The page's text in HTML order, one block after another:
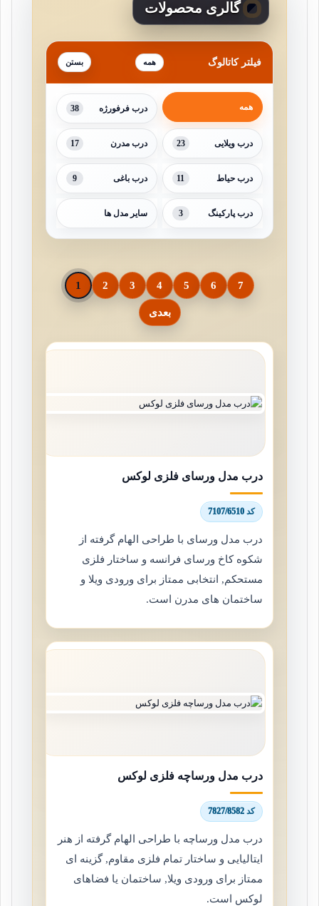
گالری محصولات
فیلتر کاتالوگ همه
همه درب فرفورژه 38
درب ویلایی 23 درب مدرن 17
درب حیاط 11 درب باغی 9
درب پارکینگ 3 سایر مدل ها
1 2 3 4 5 6 7
بعدی
درب مدل ورسای فلزی لوکس
کد 7107/6510
درب مدل ورسای با طراحی الهام گرفته از
شکوه کاخ ورسای فرانسه و ساختار فلزی
مستحکم, انتخابی ممتاز برای ورودی ویلا و
ساختمان های مدرن است.
درب مدل ورساچه فلزی لوکس
کد 7827/8582
درب مدل ورساچه با طراحی الهام گرفته از هنر
ایتالیایی و ساختار تمام فلزی مقاوم, گزینه ای
ممتاز برای ورودی ویلا, ساختمان یا فضاهای
لوکس است.